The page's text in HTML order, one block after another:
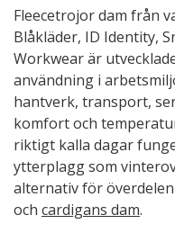
Fleecetrojor dam från
Blåkläder, ID Identity,
Workwear är
användning i
hantverk, transport,
komfort och
riktigt kalla dagar
ytterplagg som
alternativ för
och cardigans dam.